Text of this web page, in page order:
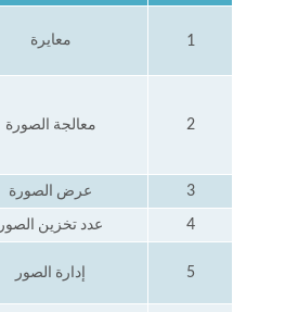
1 معايرة
2 معالجة الصورة
3 عرض الصورة
4 عدد تخزين الصور
5 إدارة الصور